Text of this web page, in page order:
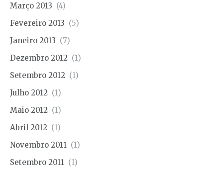
Março 2013 (4)
Fevereiro 2013 (5)
Janeiro 2013 (7)
Dezembro 2012 (1)
Setembro 2012 (1)
Julho 2012 (1)
Maio 2012 (1)
Abril 2012 (1)
Novembro 2011 (1)
Setembro 2011 (1)